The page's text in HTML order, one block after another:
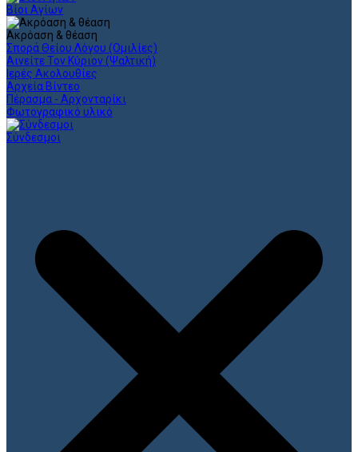
Βίοι Αγίων
Ακρόαση & θέαση
Σπορά Θείου Λόγου (Ομιλίες)
Αινείτε Τον Κύριον (Ψαλτική)
Ιερές Ακολουθίες
Αρχεία Βίντεο
Πέρασμα - Αρχονταρίκι
Φωτογραφικό υλικό
Σύνδεσμοι